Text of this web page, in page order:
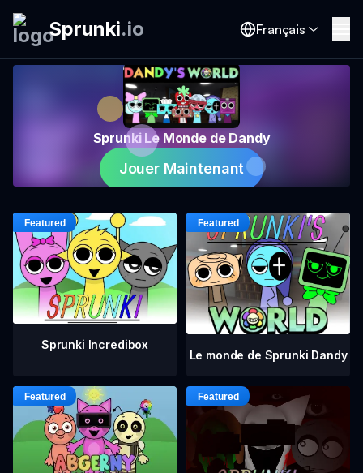
Sprunki.io Français
Sprunki Le Monde de Dandy
Jouer Maintenant
Sprunki Incredibox
Le monde de Sprunki Dandy